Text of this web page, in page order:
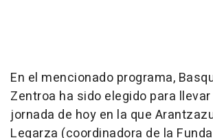
En el mencionado programa,
Zentroa ha sido elegido para
jornada de hoy en la que
Legarza (coordinadora de la